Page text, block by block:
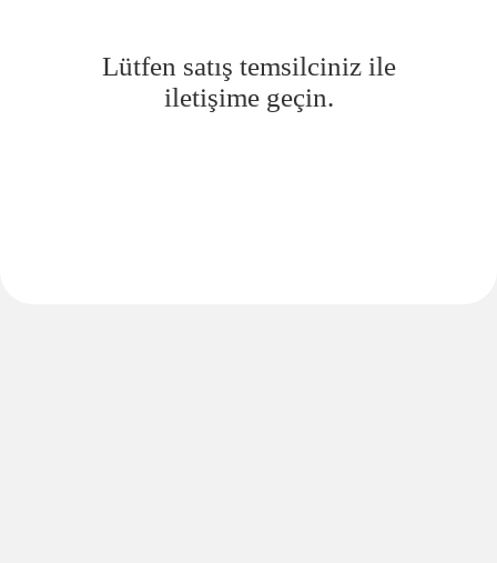
Lütfen satış temsilciniz ile
iletişime geçin.